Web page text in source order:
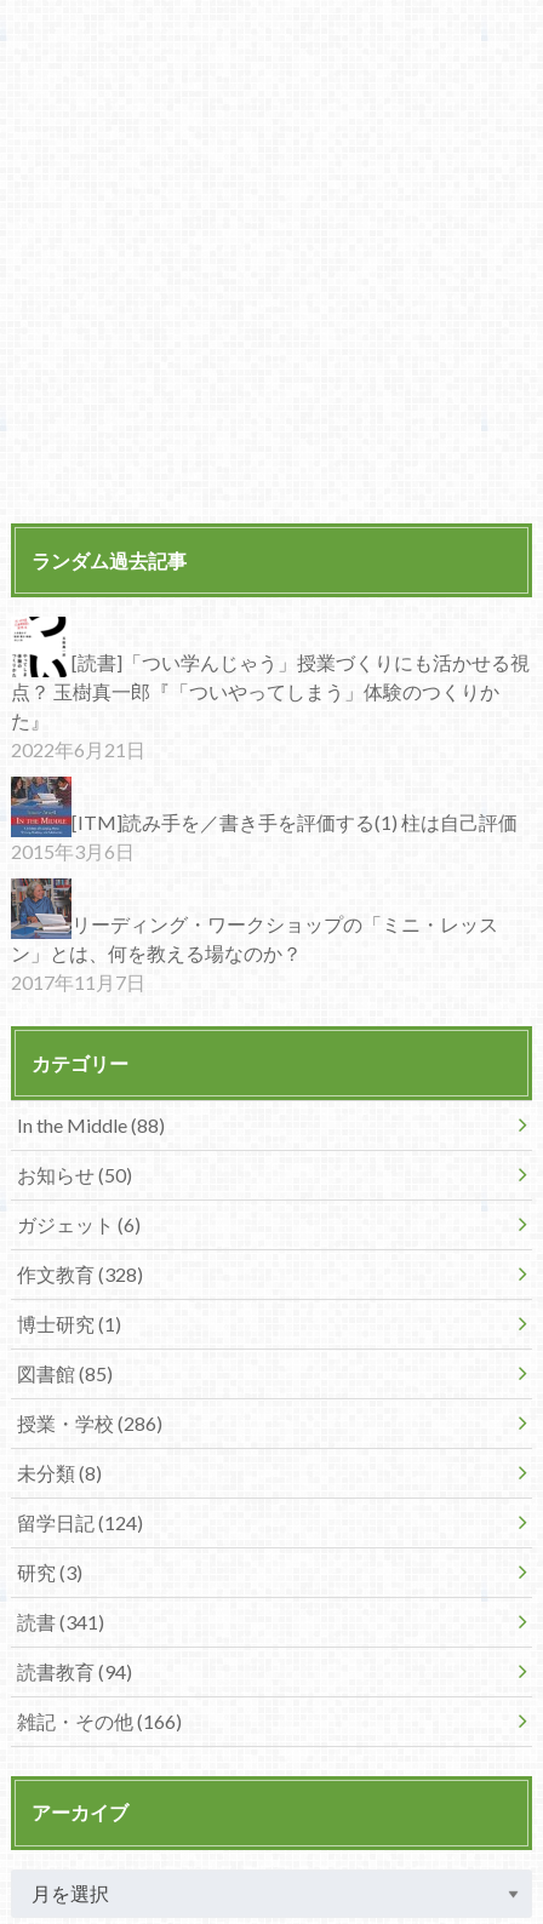
ランダム過去記事
[読書]「つい学んじゃう」授業づくりにも活かせる視
点？ 玉樹真一郎『「ついやってしまう」体験のつくりか
た』
2022年6月21日
[ITM]読み手を／書き手を評価する(1) 柱は自己評価
2015年3月6日
リーディング・ワークショップの「ミニ・レッス
ン」とは、何を教える場なのか？
2017年11月7日
カテゴリー
In the Middle (88)
お知らせ (50)
ガジェット (6)
作文教育 (328)
博士研究 (1)
図書館 (85)
授業・学校 (286)
未分類 (8)
留学日記 (124)
研究 (3)
読書 (341)
読書教育 (94)
雑記・その他 (166)
アーカイブ